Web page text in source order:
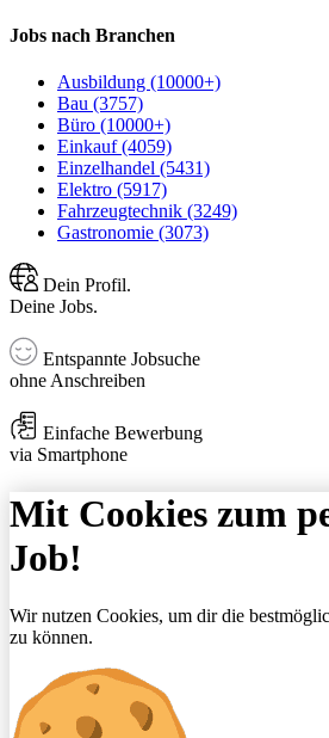
Jobs nach Branchen
Ausbildung (10000+)
Bau (3757)
Büro (10000+)
Einkauf (4059)
Einzelhandel (5431)
Elektro (5917)
Fahrzeugtechnik (3249)
Gastronomie (3073)
Dein Profil.
Deine Jobs.
Entspannte Jobsuche
ohne Anschreiben
Einfache Bewerbung
via Smartphone
Mit Cookies zum
Job!
Wir nutzen Cookies, um dir die
zu können.